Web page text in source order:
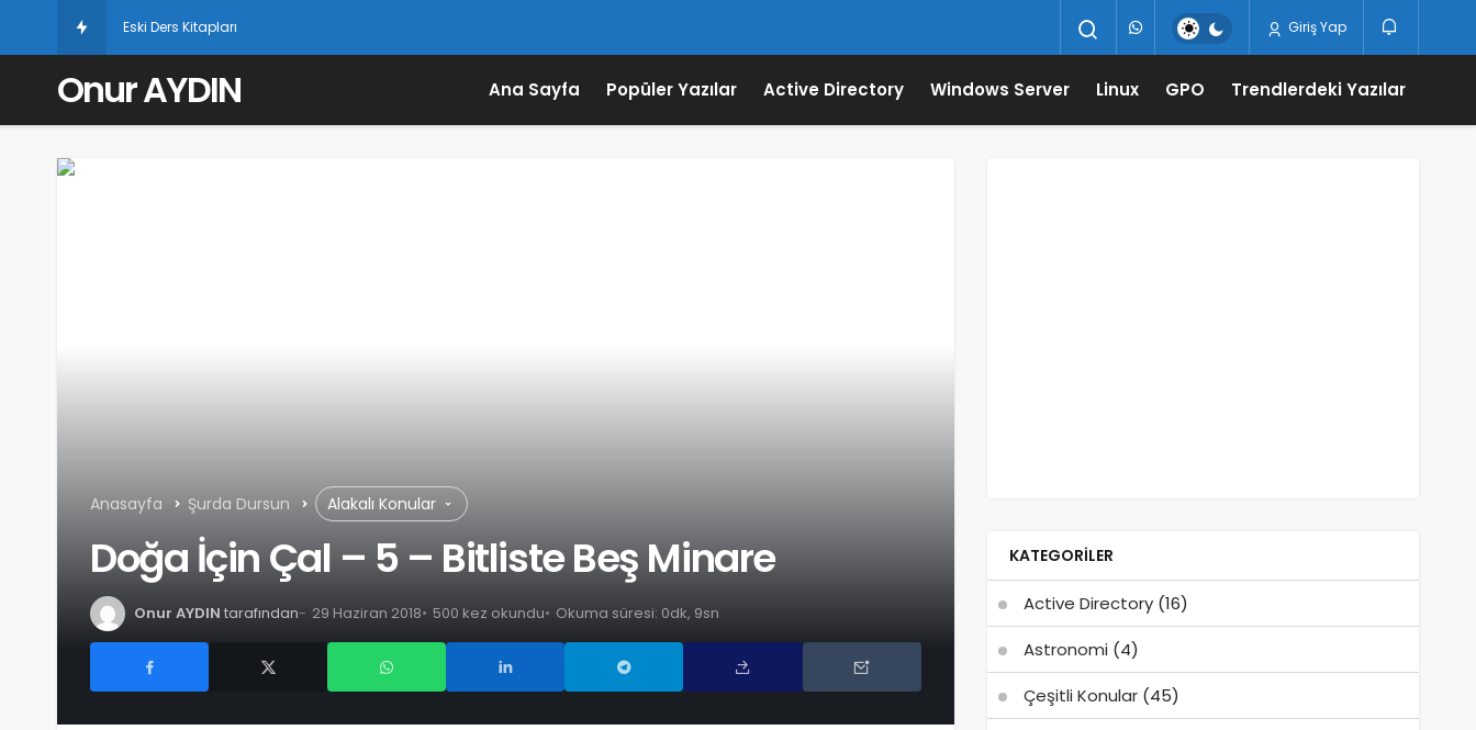
Eski Ders Kitapları Giriş Yap
Onur AYDIN Ana Sayfa Popüler Yazılar Active Directory Windows Server Linux GPO Trendlerdeki Yazılar
Anasayfa Şurda Dursun Alakalı Konular
Doğa İçin Çal – 5 – Bitliste Beş Minare
Onur AYDIN tarafından 29 Haziran 2018 500 kez okundu Okuma süresi: 0dk, 9sn
KATEGORILER
Active Directory(16)
Astronomi (4)
Çeşitli Konular(45)